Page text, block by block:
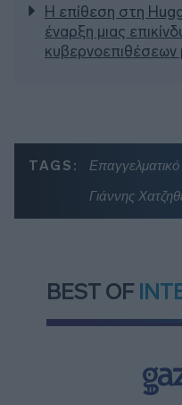
Η επίθεση στη
έναρξη μιας
κυβερνοεπιθέσεων
TAGS:
Γιάννης
BEST OF